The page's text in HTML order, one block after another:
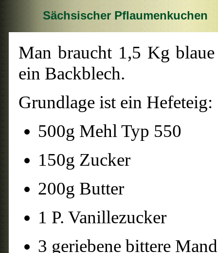
Sächsischer Pflaumenkuchen
Man braucht 1,5 Kg
ein Backblech.
Grundlage ist ein Hefeteig:
500g Mehl Typ 550
150g Zucker
200g Butter
1 P. Vanillezucker
3 geriebene bittere